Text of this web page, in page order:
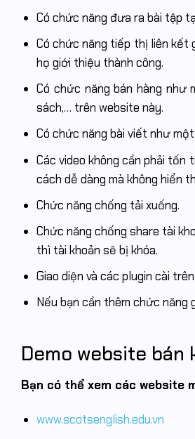
Có chức năng đưa ra bài tập
Có chức năng tiếp thị liên kết
họ giới thiệu thành công.
Có chức năng bán hàng như
sách,… trên website này.
Có chức năng bài viết như
Các video không cần phải
cách dễ dàng mà không hiển
Chức năng chống tải xuống.
Chức năng chống share tài
thì tài khoản sẽ bị khóa.
Giao diện và các plugin cài
Nếu bạn cần thêm chức năng
Demo website bán
Bạn có thể xem các website
www.scotsenglish.edu.vn